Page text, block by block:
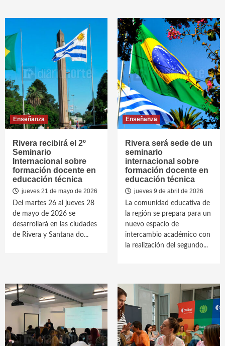
Enseñanza
Rivera recibirá el 2º
Seminario
Internacional sobre
formación docente en
educación técnica
jueves 21 de mayo de 2026
Del martes 26 al jueves 28
de mayo de 2026 se
desarrollará en las ciudades
de Rivera y Santana do...
Enseñanza
Rivera será sede de un
seminario
internacional sobre
formación docente en
educación técnica
jueves 9 de abril de 2026
La comunidad educativa de
la región se prepara para un
nuevo espacio de
intercambio académico con
la realización del segundo...